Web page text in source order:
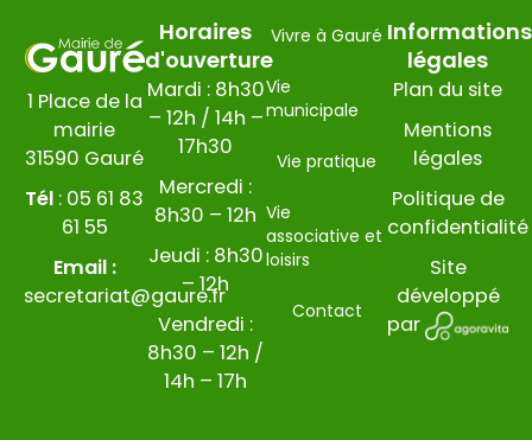
1 Place de la
mairie
31590 Gauré
Tél : 05 61 83
61 55
Email :
secretariat@gaure.fr
Horaires
d'ouverture
Mardi : 8h30
– 12h / 14h –
17h30
Mercredi :
8h30 – 12h
Jeudi : 8h30
– 12h
Vendredi :
8h30 – 12h /
14h – 17h
Vivre à Gauré
Vie
municipale
Vie pratique
Vie
associative et
loisirs
Contact
Informations
légales
Plan du site
Mentions
légales
Politique de
confidentialité
Site
développé
par